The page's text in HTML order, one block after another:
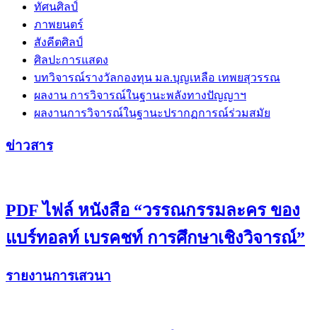
ทัศนศิลป์
ภาพยนตร์
สังคีตศิลป์
ศิลปะการแสดง
บทวิจารณ์รางวัลกองทุน มล.บุญเหลือ เทพยสุวรรณ
ผลงาน การวิจารณ์ในฐานะพลังทางปัญญาฯ
ผลงานการวิจารณ์ในฐานะปรากฏการณ์ร่วมสมัย
ข่าวสาร
PDF ไฟล์ หนังสือ “วรรณกรรมละคร ของ
แบร์ทอลท์ เบรคชท์ การศึกษาเชิงวิจารณ์”
รายงานการเสวนา